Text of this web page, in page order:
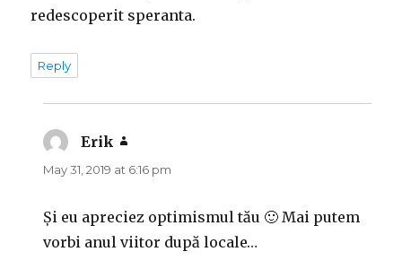
redescoperit speranta.
Reply
Erik
May 31, 2019 at 6:16 pm
Și eu apreciez optimismul tău 🙂 Mai putem
vorbi anul viitor după locale…